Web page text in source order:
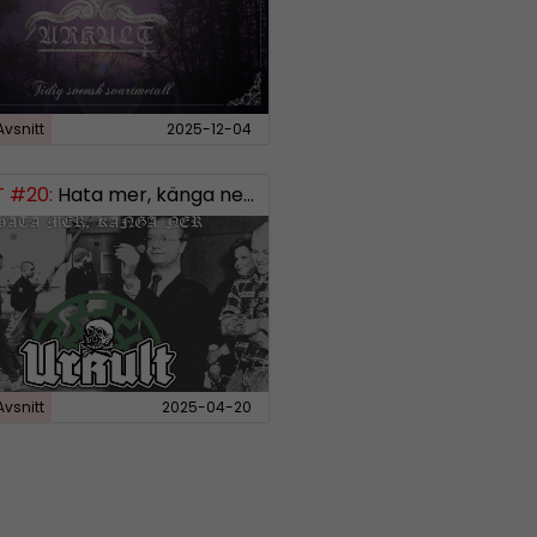
2025-12-04
#20: Hata mer, känga ner – Svensk “vit makt”-musik
2025-04-20